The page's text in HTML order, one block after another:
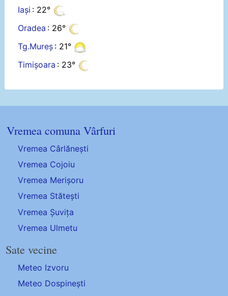
Iași : 22°
Oradea : 26°
Tg.Mureș : 21°
Timișoara : 23°
Vremea comuna Vârfuri
Vremea Cârlănești
Vremea Cojoiu
Vremea Merișoru
Vremea Stătești
Vremea Șuvița
Vremea Ulmetu
Sate vecine
Meteo Izvoru
Meteo Dospinești